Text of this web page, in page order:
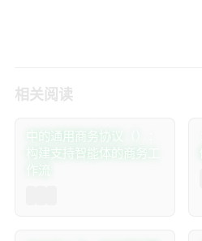
相关阅读
Java中的通用商务协议（UCP）：
构建支持智能体的商务工
作流